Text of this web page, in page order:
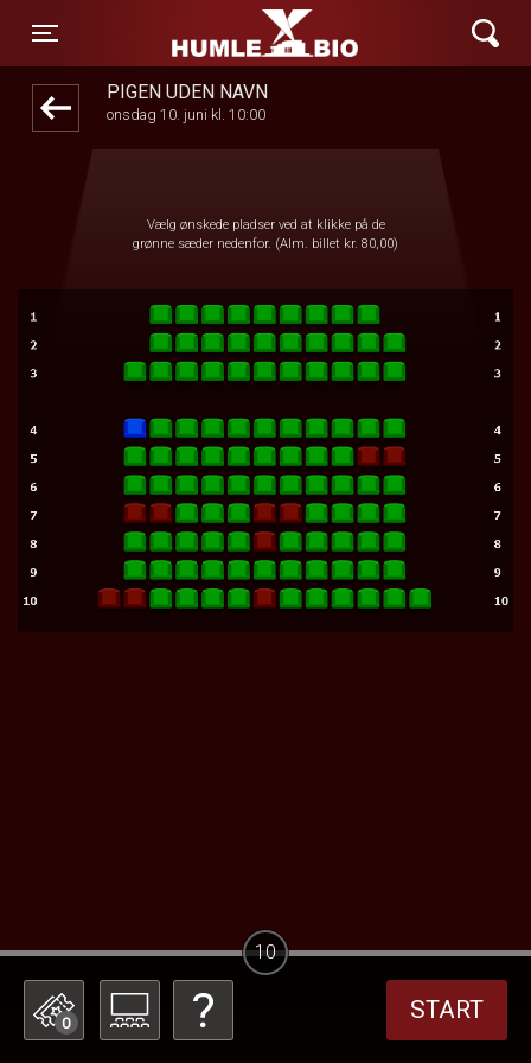
Toggle navigation
Humle Bio
PIGEN UDEN NAVN
onsdag 10. juni kl. 10:00
Vælg ønskede pladser ved at klikke på de
grønne sæder nedenfor. (Alm. billet kr. 80,00)
0 START
10
front05-temp 052212